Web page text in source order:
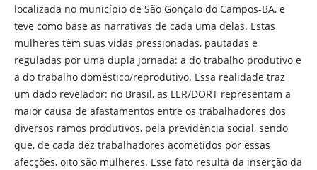
localizada no municí­pio de São Gonçalo do Campos-BA, e
teve como base as narrativas de cada uma delas. Estas
mulheres têm suas vidas pressionadas, pautadas e
reguladas por uma dupla jornada: a do trabalho produtivo e
a do trabalho doméstico/reprodutivo. Essa realidade traz
um dado revelador: no Brasil, as LER/DORT representam a
maior causa de afastamentos entre os trabalhadores dos
diversos ramos produtivos, pela previdência social, sendo
que, de cada dez trabalhadores acometidos por essas
afecções, oito são mulheres. Esse fato resulta da inserção da